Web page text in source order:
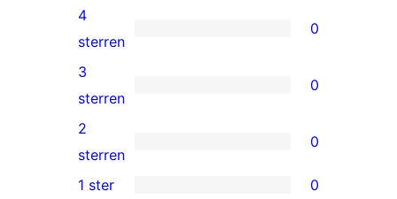
5
sterren
beoordeling
0
4
sterren
beoordeling
4
sterren
0
0
3
sterren
beoordeling
3
sterren
0
0
2
2
sterren
0
1 ster 0